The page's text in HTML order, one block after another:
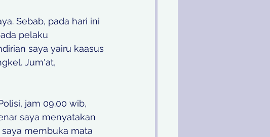
Sebab, pada hari ini
pelaku
saya yairu kaasus
Jum'at,
jam 09.00 wib,
saya menyatakan
membuka mata